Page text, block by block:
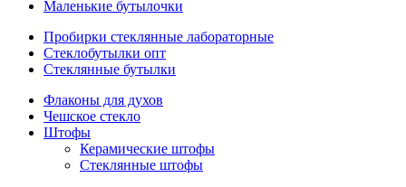
Маленькие бутылочки
Пробирки стеклянные лабораторные
Стеклобутылки опт
Стеклянные бутылки
Флаконы для духов
Чешское стекло
Штофы
Керамические штофы
Стеклянные штофы